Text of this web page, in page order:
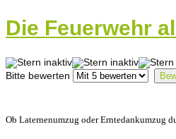
Die Feuerwehr
Bitte bewerten
Ob Laternenumzug oder Erntedankumzug